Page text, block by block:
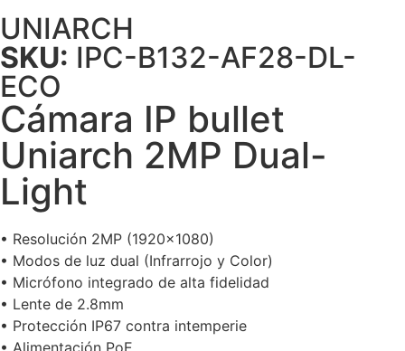
UNIARCH
SKU: IPC-B132-AF28-DL-
ECO
Cámara IP bullet
Uniarch 2MP Dual-
Light
• Resolución 2MP (1920×1080)
• Modos de luz dual (Infrarrojo y Color)
• Micrófono integrado de alta fidelidad
• Lente de 2.8mm
• Protección IP67 contra intemperie